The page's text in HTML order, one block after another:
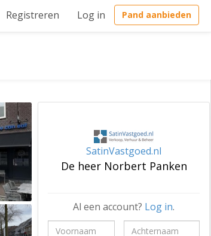
Registreren Log in Pand aanbieden
SatinVastgoed.nl
De heer Norbert Panken
Al een account? Log in.